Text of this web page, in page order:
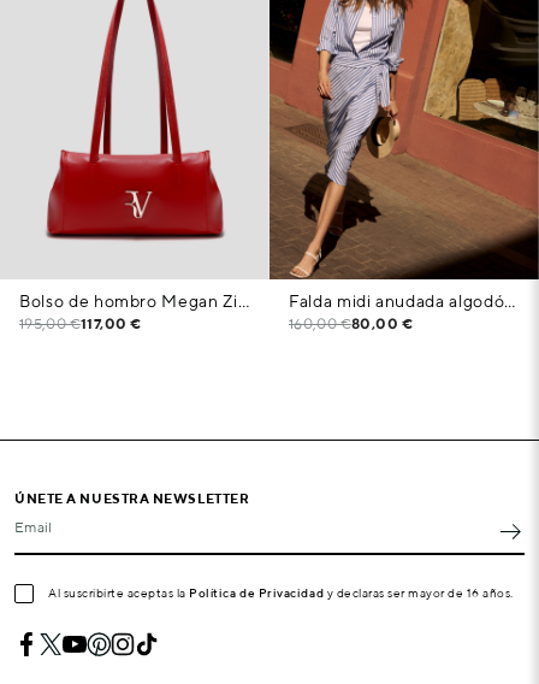
Bolso de hombro Megan Zipper piel rojo
195,00 €117,00 €
Falda midi anudada algodón blanco con listas azules
160,00 €80,00 €
ÚNETE A NUESTRA NEWSLETTER
Email
Al suscribirte aceptas la Política de Privacidad y declaras ser mayor de 16 años.